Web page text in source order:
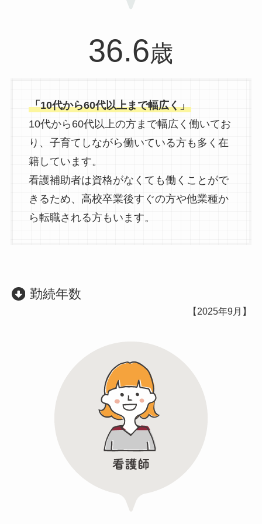
36.6歳
「10代から60代以上まで幅広く」
10代から60代以上の方まで幅広く働いてお
り、子育てしながら働いている方も多く在
籍しています。
看護補助者は資格がなくても働くことがで
きるため、高校卒業後すぐの方や他業種か
ら転職される方もいます。
勤続年数
【2025年9月】